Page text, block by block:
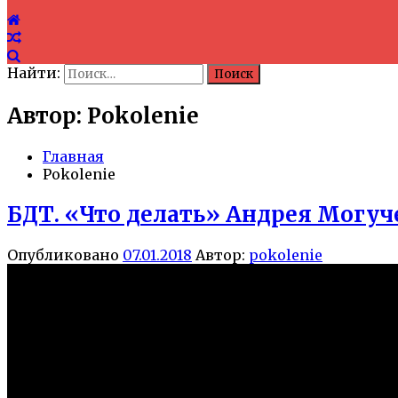
Найти:
Автор: Pokolenie
Главная
Pokolenie
БДТ. «Что делать» Андрея
Опубликовано 07.01.2018 Автор: pokolenie